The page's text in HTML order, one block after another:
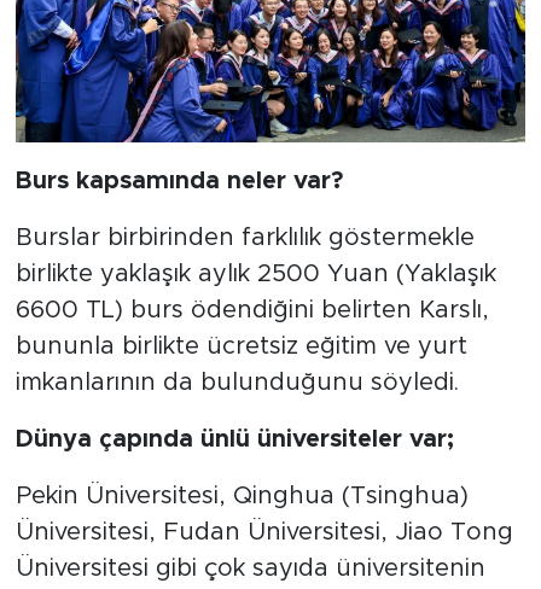
Burs kapsamında neler var?
Burslar birbirinden farklılık göstermekle
birlikte yaklaşık aylık 2500 Yuan (Yaklaşık
6600 TL) burs ödendiğini belirten Karslı,
bununla birlikte ücretsiz eğitim ve yurt
imkanlarının da bulunduğunu söyledi.
Dünya çapında ünlü üniversiteler var;
Pekin Üniversitesi, Qinghua (Tsinghua)
Üniversitesi, Fudan Üniversitesi, Jiao Tong
Üniversitesi gibi çok sayıda üniversitenin